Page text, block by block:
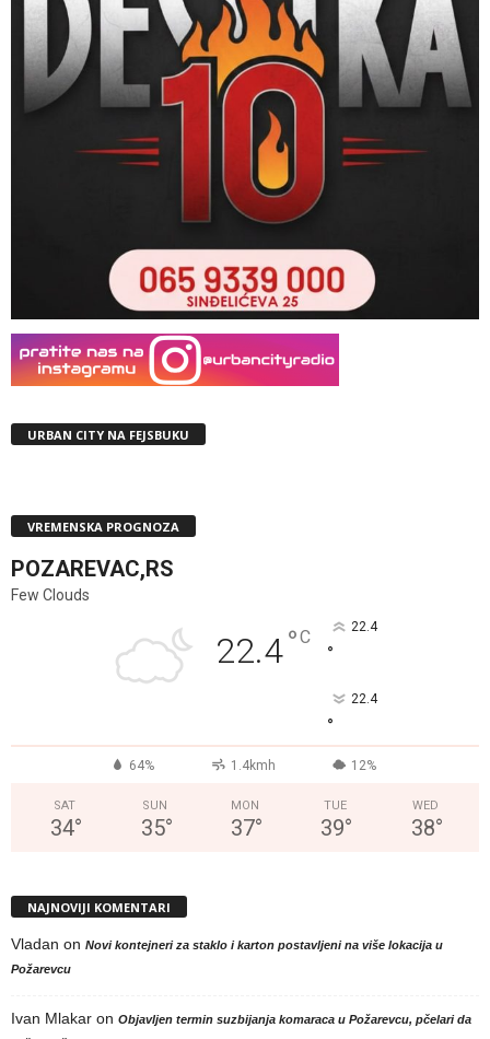
URBAN CITY NA FEJSBUKU
VREMENSKA PROGNOZA
POZAREVAC,RS
Few Clouds
22.4°C 22.4
°
22.4
°
64% 1.4kmh 12%
SAT
34°
SUN
35°
MON
37°
TUE
39°
WED
38°
NAJNOVIJI KOMENTARI
Vladan on Novi kontejneri za staklo i karton postavljeni na više lokacija u
Požarevcu
Ivan Mlakar on Objavljen termin suzbijanja komaraca u Požarevcu, pčelari da